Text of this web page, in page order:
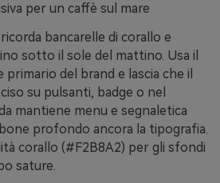
per un caffè sul mare
bancarelle di corallo e
sotto il sole del mattino. Usa il
del brand e lascia che il
su pulsanti, badge o nel
mantiene menu e segnaletica
profondo ancora la tipografia.
corallo (#F2B8A2) per gli sfondi
sature.